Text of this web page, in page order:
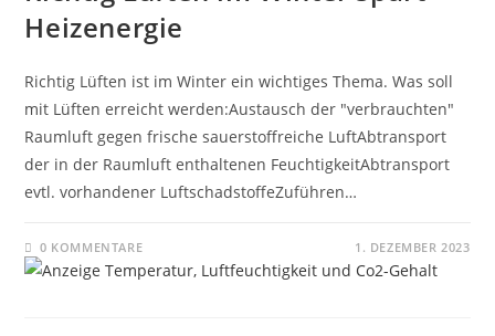
Heizenergie
Richtig Lüften ist im Winter ein wichtiges Thema. Was soll
mit Lüften erreicht werden:Austausch der "verbrauchten"
Raumluft gegen frische sauerstoffreiche LuftAbtransport
der in der Raumluft enthaltenen FeuchtigkeitAbtransport
evtl. vorhandener LuftschadstoffeZuführen…
0 KOMMENTARE 1. DEZEMBER 2023